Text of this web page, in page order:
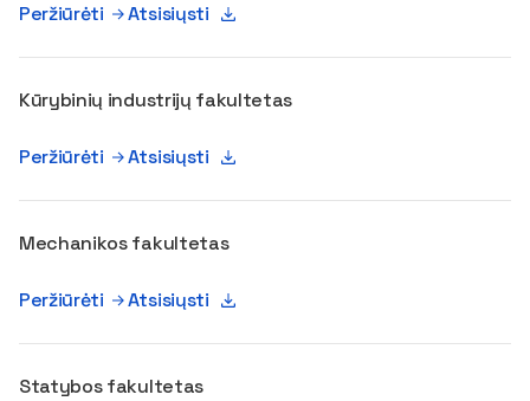
Peržiūrėti Atsisiųsti
Kūrybinių industrijų fakultetas
Peržiūrėti Atsisiųsti
Mechanikos fakultetas
Peržiūrėti Atsisiųsti
Statybos fakultetas